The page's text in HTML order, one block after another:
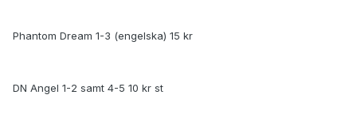
Phantom Dream 1-3 (engelska) 15 kr
DN Angel 1-2 samt 4-5 10 kr st